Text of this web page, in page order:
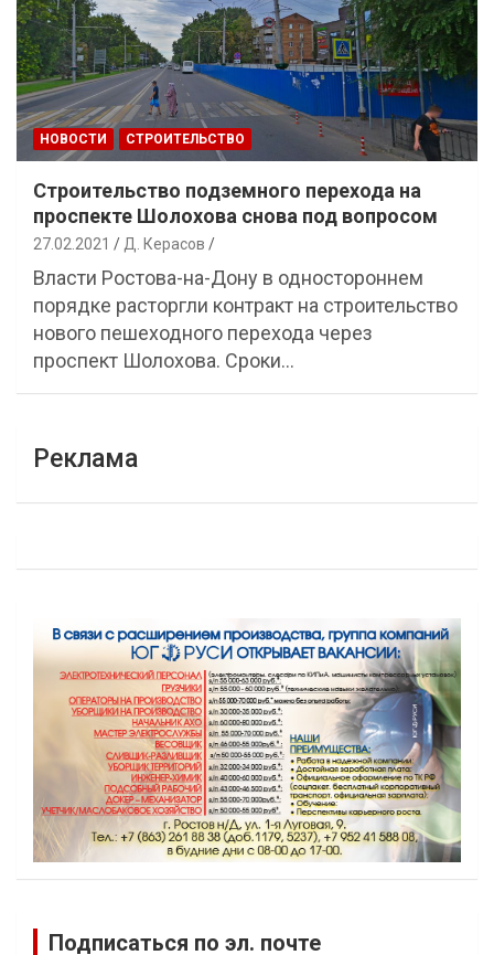
НОВОСТИ СТРОИТЕЛЬСТВО
Строительство подземного перехода на
проспекте Шолохова снова под вопросом
27.02.2021 Д. Керасов
Власти Ростова-на-Дону в одностороннем
порядке расторгли контракт на строительство
нового пешеходного перехода через
проспект Шолохова. Сроки…
Реклама
Подписаться по эл. почте